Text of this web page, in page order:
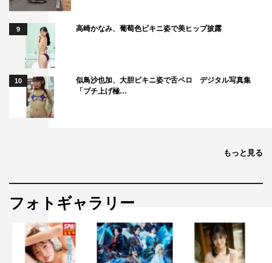
9 高崎かなみ、葡萄色ビキニ姿で美ヒップ披露
10
似鳥沙也加、大胆ビキニ姿で舌ペロ デジタル写真集
「ブチ上げ極…
もっと見る
フォトギャラリー